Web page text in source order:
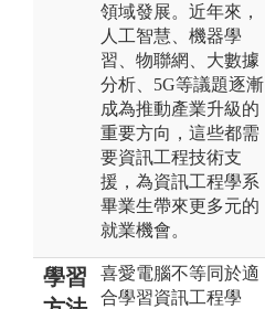
領域發展。近年來，
人工智慧、機器學
習、物聯網、大數據
分析、5G等議題逐漸
成為推動產業升級的
重要方向，這些都需
要資訊工程技術支
援，為資訊工程學系
畢業生帶來更多元的
就業機會。
學習
喜愛電腦不等同於適
合學習資訊工程學